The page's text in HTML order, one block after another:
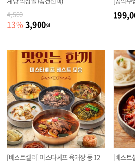
4,500
13% 3,900원
[베스트셀러] 미스타셰프 육개장 등 12
[베스트